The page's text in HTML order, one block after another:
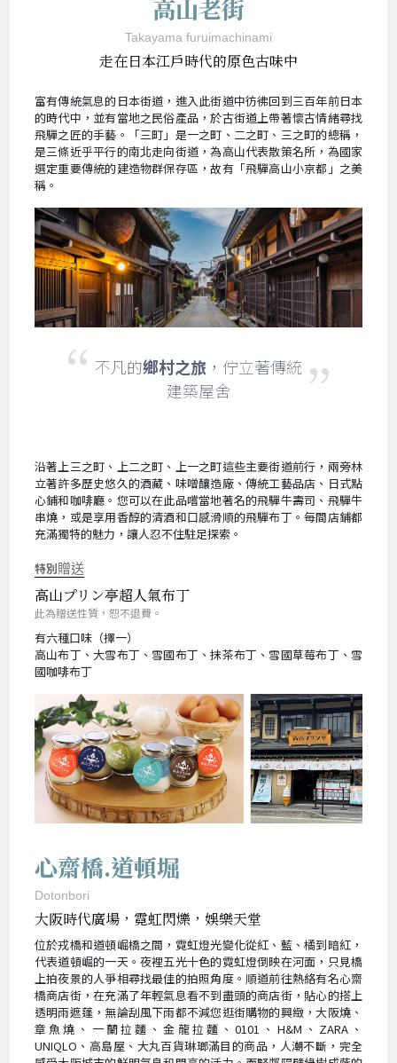
高山老街
Takayama furuimachinami
走在日本江戶時代的原色古味中
富有傳統氣息的日本街道，進入此街道中彷彿回到三百年前日本
的時代中，並有當地之民俗產品，於古街道上帶著懷古情緒尋找
飛驒之匠的手藝。「三町」是一之町、二之町、三之町的總稱，
是三條近乎平行的南北走向街道，為高山代表散策名所，為國家
選定重要傳統的建造物群保存區，故有「飛驒高山小京都」之美
稱。
不凡的鄉村之旅 ，佇立著傳統
建築屋舍
沿著上三之町、上二之町、上一之町這些主要街道前行，兩旁林
立著許多歷史悠久的酒藏、味噌釀造廠、傳統工藝品店、日式點
心鋪和咖啡廳。您可以在此品嚐當地著名的飛驒牛壽司、飛驒牛
串燒，或是享用香醇的清酒和口感滑順的飛驒布丁。每間店鋪都
充滿獨特的魅力，讓人忍不住駐足探索。
特別贈送
高山プリン亭超人氣布丁
此為贈送性質，恕不退費。
有六種口味（擇一）
高山布丁、大雪布丁、雪國布丁、抹茶布丁、雪國草莓布丁、雪
國咖啡布丁
心齋橋.道頓堀
Dotonbori
大阪時代廣場，霓虹閃爍，娛樂天堂
位於戎橋和道頓崛橋之間，霓虹燈光變化從紅、藍、橘到暗紅，
代表道頓崛的一天。夜裡五光十色的霓虹燈倒映在河面，只見橋
上拍夜景的人爭相尋找最佳的拍照角度。順道前往熱絡有名心齋
橋商店街，在充滿了年輕氣息看不到盡頭的商店街，貼心的搭上
透明雨遮蓬，無論刮風下雨都不減您逛街購物的興緻，大阪燒、
章魚燒、一蘭拉麵、金龍拉麵、0101、H&M、ZARA、
UNIQLO、高島屋、大丸百貨琳瑯滿目的商品，人潮不斷，完全